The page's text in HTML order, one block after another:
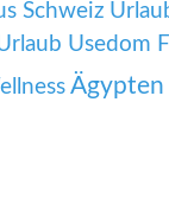
Schweiz
Usedom
Ägypten